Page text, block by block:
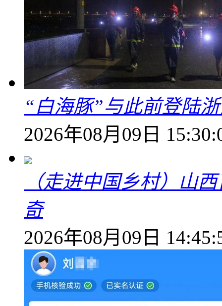
“白海豚”与此前登陆
2026年08月09日
（走进中国乡村）山
奇
2026年08月09日